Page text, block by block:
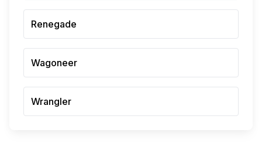
Renegade
Wagoneer
Wrangler